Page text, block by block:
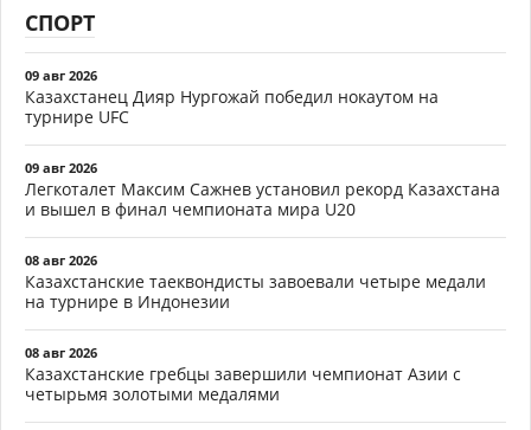
СПОРТ
09 авг 2026
Казахстанец Дияр Нургожай победил нокаутом на
турнире UFC
09 авг 2026
Легкоталет Максим Сажнев установил рекорд Казахстана
и вышел в финал чемпионата мира U20
08 авг 2026
Казахстанские таеквондисты завоевали четыре медали
на турнире в Индонезии
08 авг 2026
Казахстанские гребцы завершили чемпионат Азии с
четырьмя золотыми медалями